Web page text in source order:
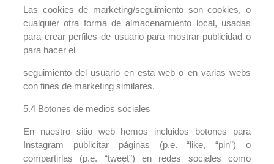
Las cookies de marketing/seguimiento son cookies, o
cualquier otra forma de almacenamiento local, usadas
para crear perfiles de usuario para mostrar publicidad o
para hacer el
seguimiento del usuario en esta web o en varias webs
con fines de marketing similares.
5.4 Botones de medios sociales
En nuestro sitio web hemos incluidos botones para
Instagram publicitar páginas (p.e. “like, “pin”) o
compartirlas (p.e. “tweet”) en redes sociales como